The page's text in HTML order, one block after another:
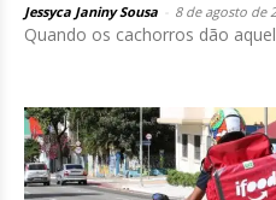
Jessyca Janiny Sousa 8 de agosto de
Quando os cachorros dão